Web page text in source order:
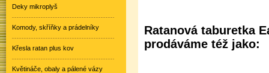
Ratanová taburetka
prodáváme též jako:
Deky mikroplyš
Komody, skříňky a prádelníky
Křesla ratan plus kov
Květináče, obaly a pálené vázy